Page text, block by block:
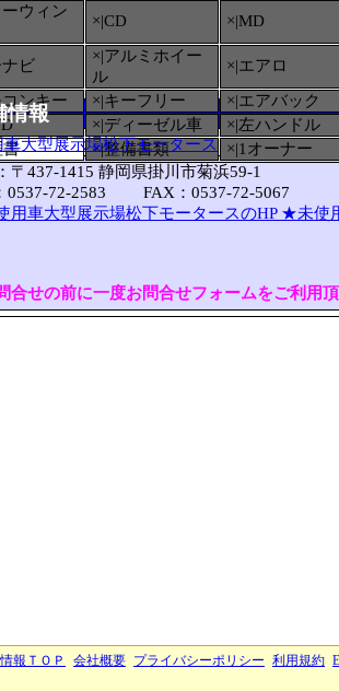
ウィン
×|CD ×|MD
ナビ
×|アルミホイー
ル
×|エアロ
ンキー
×|キーフリー
×|エアバック
×|ディーゼル車
×|左ハンドル
書 ×|整備書類 ×|1オーナー
情報
車大型展示場松下モータース
〒437-1415 静岡県掛川市菊浜59-1
0537-72-2583 FAX：0537-72-5067
用車大型展示場松下モータースのHP ★未使
合せの前に一度お問合せフォームをご利用
報ＴＯＰ 会社概要 プライバシーポリシー 利用規約